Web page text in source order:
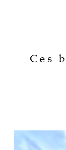
Ces